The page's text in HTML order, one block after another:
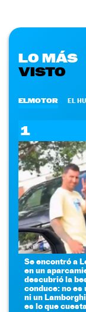
LO MÁS
VISTO
ELMOTOR EL
1
Se encontró a
en un
descubrió la
conduce: no es
ni un
es lo que